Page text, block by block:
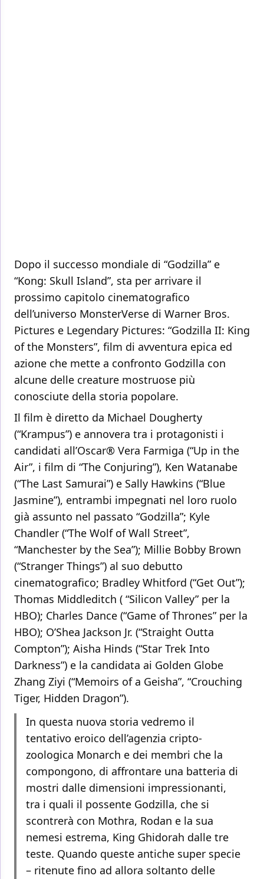
Dopo il successo mondiale di “Godzilla” e
“Kong: Skull Island”, sta per arrivare il
prossimo capitolo cinematografico
dell’universo MonsterVerse di Warner Bros.
Pictures e Legendary Pictures: “Godzilla II: King
of the Monsters”, film di avventura epica ed
azione che mette a confronto Godzilla con
alcune delle creature mostruose più
conosciute della storia popolare.
Il film è diretto da Michael Dougherty
(“Krampus”) e annovera tra i protagonisti i
candidati all’Oscar® Vera Farmiga (“Up in the
Air”, i film di “The Conjuring”), Ken Watanabe
(“The Last Samurai”) e Sally Hawkins (“Blue
Jasmine”), entrambi impegnati nel loro ruolo
già assunto nel passato “Godzilla”; Kyle
Chandler (“The Wolf of Wall Street”,
“Manchester by the Sea”); Millie Bobby Brown
(“Stranger Things”) al suo debutto
cinematografico; Bradley Whitford (“Get Out”);
Thomas Middleditch ( “Silicon Valley” per la
HBO); Charles Dance (“Game of Thrones” per la
HBO); O’Shea Jackson Jr. (“Straight Outta
Compton”); Aisha Hinds (“Star Trek Into
Darkness”) e la candidata ai Golden Globe
Zhang Ziyi (“Memoirs of a Geisha”, “Crouching
Tiger, Hidden Dragon”).
In questa nuova storia vedremo il
tentativo eroico dell’agenzia cripto-
zoologica Monarch e dei membri che la
compongono, di affrontare una batteria di
mostri dalle dimensioni impressionanti,
tra i quali il possente Godzilla, che si
scontrerà con Mothra, Rodan e la sua
nemesi estrema, King Ghidorah dalle tre
teste. Quando queste antiche super specie
– ritenute fino ad allora soltanto delle